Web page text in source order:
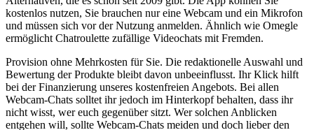
kostenlos nutzen, Sie brauchen nur eine Webcam und ein Mikrofon
und müssen sich vor der Nutzung anmelden. Ähnlich wie Omegle
ermöglicht Chatroulette zufällige Videochats mit Fremden.
Provision ohne Mehrkosten für Sie. Die redaktionelle Auswahl und
Bewertung der Produkte bleibt davon unbeeinflusst. Ihr Klick hilft
bei der Finanzierung unseres kostenfreien Angebots. Bei allen
Webcam-Chats solltet ihr jedoch im Hinterkopf behalten, dass ihr
nicht wisst, wer euch gegenüber sitzt. Wer solchen Anblicken
entgehen will, sollte Webcam-Chats meiden und doch lieber den